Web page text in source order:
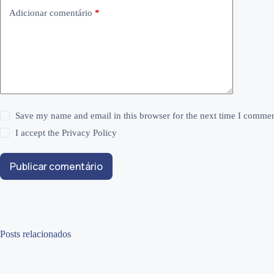
Adicionar comentário *
Save my name and email in this browser for the next time I
I accept thePrivacy Policy
Publicar comentário
Posts relacionados